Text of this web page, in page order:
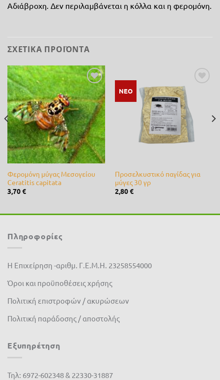
Αδιάβροχη. Δεν περιλαμβάνεται η κόλλα και η φερομόνη.
ΣΧΕΤΙΚΆ ΠΡΟΪΌΝΤΑ
Προσθήκη
στη λίστα
επιθυμίας
Φερομόνη μύγας Μεσογείου
Ceratitis capitata
3,70€
ΝΕΟ
Προσθήκη
στη λίστα
επιθυμίας
Προσελκυστικό παγίδας για
μύγες 30 γρ
2,80€
Πληροφορίες
Η Επιχείρηση -αριθμ. Γ.Ε.Μ.Η. 23258554000
Όροι και προϋποθέσεις χρήσης
Πολιτική επιστροφών / ακυρώσεων
Πολιτική παράδοσης / αποστολής
Εξυπηρέτηση
Τηλ: 6972-602348 & 22330-31887